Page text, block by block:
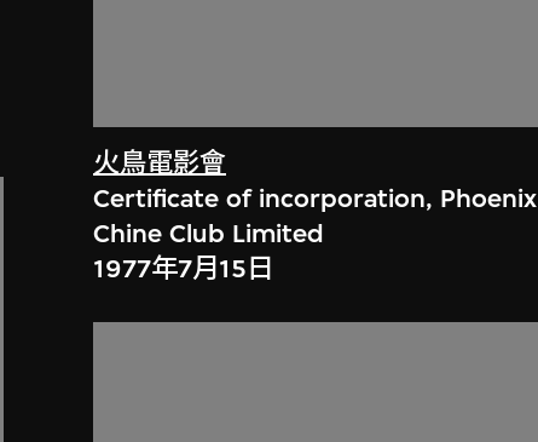
火鳥電影會
Certificate of incorporation, Phoenix
Chine Club Limited
1977年7月15日